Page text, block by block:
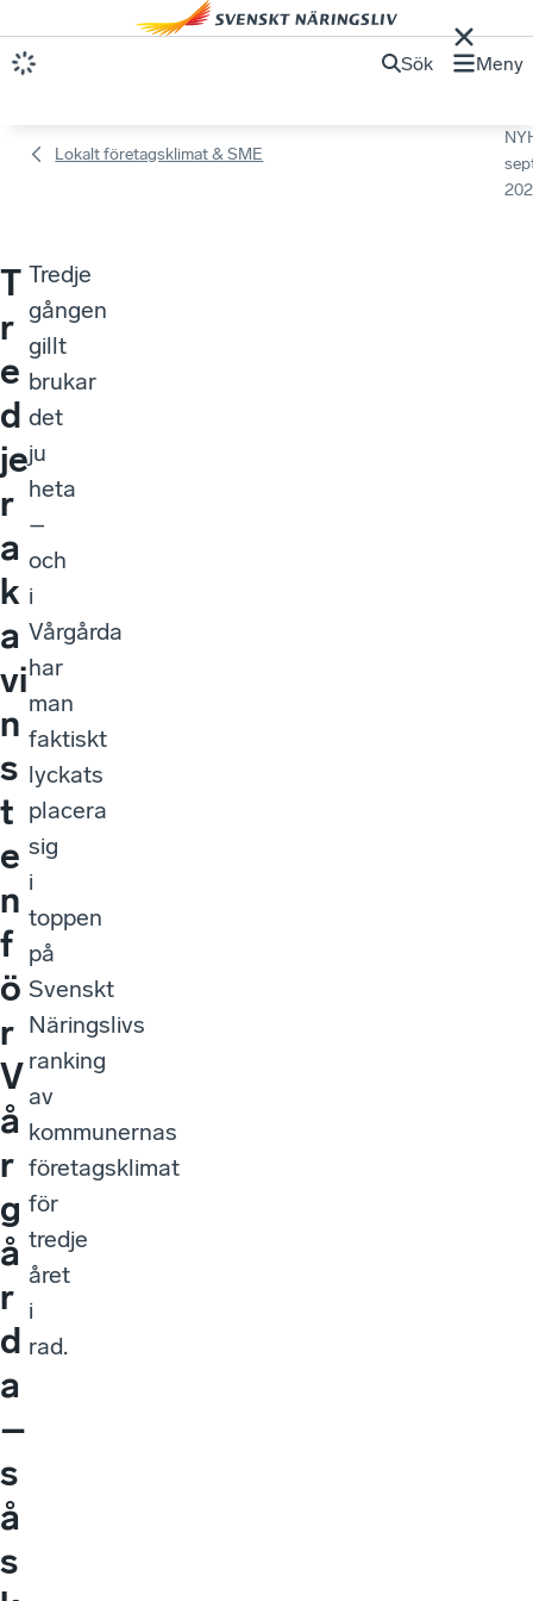
Sök Meny
Lokalt företagsklimat & SME
T
r
e
d
je
r
a
k
a
vi
n
s
t
e
n
f
ö
r
V
å
r
g
å
r
d
a
–
s
å
s
Tredje
gången
gillt
brukar
det
ju
heta
–
och
i
Vårgårda
har
man
faktiskt
lyckats
placera
sig
i
toppen
på
Svenskt
Näringslivs
ranking
av
kommunernas
företagsklimat
för
tredje
året
i
rad.